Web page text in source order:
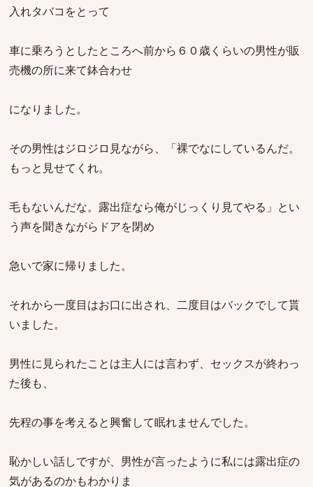
入れタバコをとって
車に乗ろうとしたところへ前から６０歳くらいの男性が販
売機の所に来て鉢合わせ
になりました。
その男性はジロジロ見ながら、「裸でなにしているんだ。
もっと見せてくれ。
毛もないんだな。露出症なら俺がじっくり見てやる」とい
う声を聞きながらドアを閉め
急いで家に帰りました。
それから一度目はお口に出され、二度目はバックでして貰
いました。
男性に見られたことは主人には言わず、セックスが終わっ
た後も、
先程の事を考えると興奮して眠れませんでした。
恥かしい話しですが、男性が言ったように私には露出症の
気があるのかもわかりま